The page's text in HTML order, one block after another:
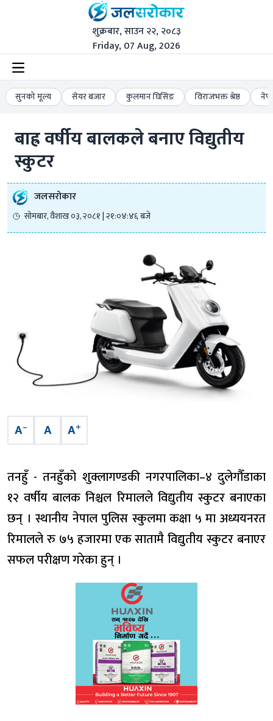
शुक्रबार, साउन २२, २०८३
Friday, 07 Aug, 2026
सुनको मूल्य सेयर बजार कुलमान घिसिङ विराजभक्त श्रेष्ठ
बाह्र वर्षीय बालकले बनाए विद्युतीय
स्कुटर
जलसरोकार
सोमबार, वैशाख ०३, २०८१ | २१:०४:४६ बजे
A– A A+
तनहुँ - तनहुँको शुक्लागण्डकी नगरपालिका–४ दुलेगौँडाका
१२ वर्षीय बालक निश्चल रिमालले विद्युतीय स्कुटर बनाएका
छन् । स्थानीय नेपाल पुलिस स्कुलमा कक्षा ५ मा अध्ययनरत
रिमालले रु ७५ हजारमा एक सातामै विद्युतीय स्कुटर बनाएर
सफल परीक्षण गरेका हुन् ।